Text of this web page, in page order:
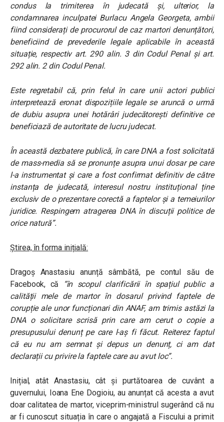
condus la trimiterea în judecată și, ulterior, la
condamnarea inculpatei Burlacu Angela Georgeta, ambii
fiind considerați de procurorul de caz martori denunțători,
beneficiind de prevederile legale aplicabile în această
situație, respectiv art. 290 alin. 3 din Codul Penal și art.
292 alin. 2 din Codul Penal.
Este regretabil că, prin felul în care unii actori publici
interpretează eronat dispozițiile legale se aruncă o urmă
de dubiu asupra unei hotărâri judecătorești definitive ce
beneficiază de autoritate de lucru judecat.
În această dezbatere publică, în care DNA a fost solicitată
de mass-media să se pronunțe asupra unui dosar pe care
l-a instrumentat și care a fost confirmat definitiv de către
instanța de judecată, interesul nostru instituțional ține
exclusiv de o prezentare corectă a faptelor și a temeiurilor
juridice. Respingem atragerea DNA în discuții politice de
orice natură”.
Știrea, în forma inițială:
Dragoș Anastasiu anunță sâmbătă, pe contul său de
Facebook, că
“în scopul clarificării în spațiul public a
calității mele de martor în dosarul privind faptele de
corupție ale unor funcționari din ANAF, am trimis astăzi la
DNA o solicitare scrisă prin care am cerut o copie a
presupusului denunț pe care l-aș fi făcut. Reiterez faptul
că eu nu am semnat și depus un denunț, ci am dat
declarații cu privire la faptele care au avut loc”.
Inițial, atât Anastasiu, cât și purtătoarea de cuvânt a
guvernului, Ioana Ene Dogioiu, au anunțat că acesta a avut
doar calitatea de martor, viceprim-ministrul sugerând că nu
ar fi cunoscut situația în care o angajată a Fiscului a primit